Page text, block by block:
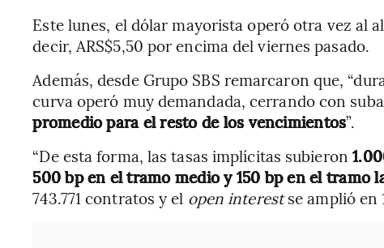
Este lunes, el dólar mayorista operó otra vez al
decir, ARS$5,50 por encima del viernes pasado.
Además, desde Grupo SBS remarcaron que,
curva operó muy demandada, cerrando con
promedio para el resto de los vencimientos”.
“De esta forma, las tasas implícitas subieron
500 bp en el tramo medio y 150 bp en el tramo
743.771 contratos y el open interestse amplió en